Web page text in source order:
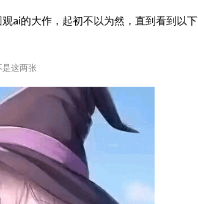
ai的大作，起初不以为然，直到看到以下
是这两张